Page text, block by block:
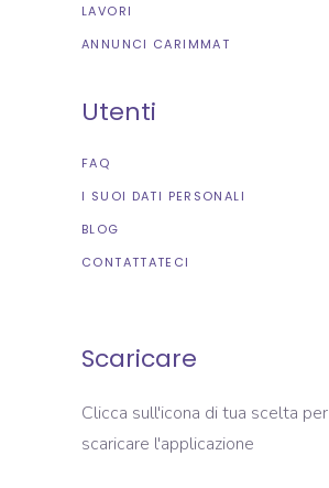
LAVORI
ANNUNCI CARIMMAT
Utenti
FAQ
I SUOI DATI PERSONALI
BLOG
CONTATTATECI
Scaricare
Clicca sull'icona di tua scelta per
scaricare l'applicazione